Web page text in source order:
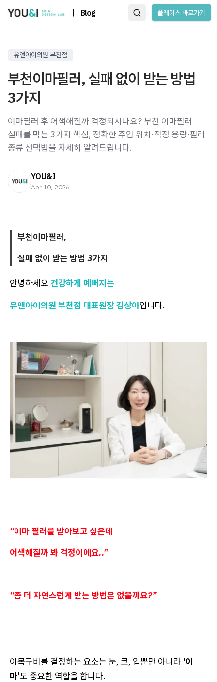
Blog 플레이스 바로가기
유앤아이의원 부천점
부천이마필러, 실패 없이 받는 방법
3가지
이마필러 후 어색해질까 걱정되시나요? 부천 이마필러
실패를 막는 3가지 핵심, 정확한 주입 위치·적정 용량·필러
종류 선택법을 자세히 알려드립니다.
YOU&I
Apr 10, 2026
부천이마필러,
실패 없이 받는 방법 3가지
안녕하세요 건강하게 예뻐지는
유앤아이의원 부천점 대표원장 김상아입니다.
“이마 필러를 받아보고 싶은데
어색해질까 봐 걱정이에요..”
“좀 더 자연스럽게 받는 방법은 없을까요?”
이목구비를 결정하는 요소는 눈, 코, 입뿐만 아니라 ‘이
마’도 중요한 역할을 합니다.